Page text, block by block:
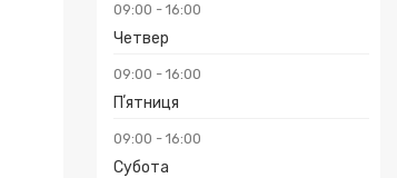
09:00 16:00
Четвер
09:00 16:00
Пʼятниця
09:00 16:00
Субота